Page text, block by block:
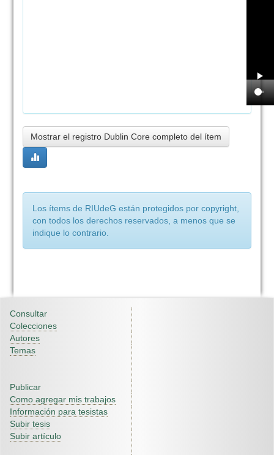
Mostrar el registro Dublin Core completo del ítem
Los ítems de RIUdeG están protegidos por copyright,
con todos los derechos reservados, a menos que se
indique lo contrario.
Consultar
Colecciones
Autores
Temas
Publicar
Como agregar mis trabajos
Información para tesistas
Subir tesis
Subir artículo